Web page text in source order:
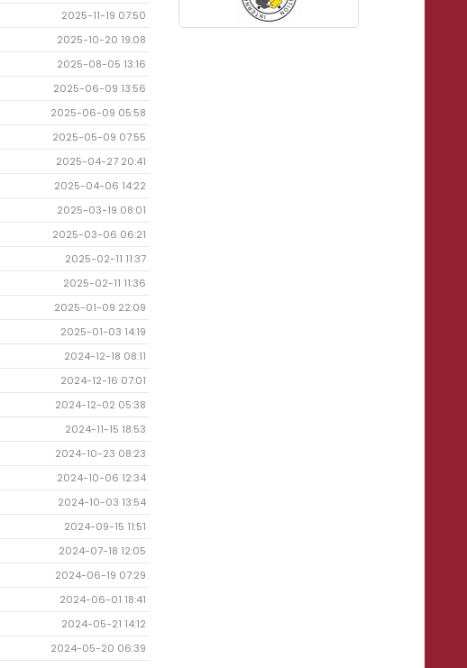
2025-11-19 07:50
2025-10-20 19:08
2025-08-05 13:16
2025-06-09 13:56
2025-06-09 05:58
2025-05-09 07:55
2025-04-27 20:41
2025-04-06 14:22
2025-03-19 08:01
2025-03-06 06:21
2025-02-11 11:37
2025-02-11 11:36
2025-01-09 22:09
2025-01-03 14:19
2024-12-18 08:11
2024-12-16 07:01
2024-12-02 05:38
2024-11-15 18:53
2024-10-23 08:23
2024-10-06 12:34
2024-10-03 13:54
2024-09-15 11:51
2024-07-18 12:05
2024-06-19 07:29
2024-06-01 18:41
2024-05-21 14:12
2024-05-20 06:39